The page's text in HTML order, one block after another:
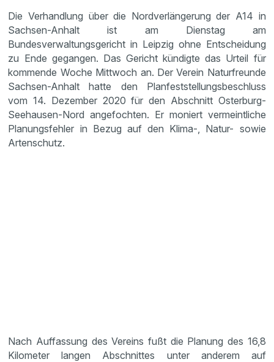
Die Verhandlung über die Nordverlängerung der A14 in
Sachsen-Anhalt ist am Dienstag am
Bundesverwaltungsgericht in Leipzig ohne Entscheidung
zu Ende gegangen. Das Gericht kündigte das Urteil für
kommende Woche Mittwoch an. Der Verein Naturfreunde
Sachsen-Anhalt hatte den Planfeststellungsbeschluss
vom 14. Dezember 2020 für den Abschnitt Osterburg-
Seehausen-Nord angefochten. Er moniert vermeintliche
Planungsfehler in Bezug auf den Klima-, Natur- sowie
Artenschutz.
Nach Auffassung des Vereins fußt die Planung des 16,8
Kilometer langen Abschnittes unter anderem auf